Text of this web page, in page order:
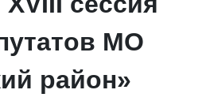
МО
район»